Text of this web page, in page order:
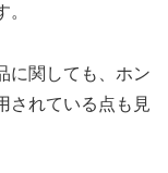
に関しても、ホン
されている点も見